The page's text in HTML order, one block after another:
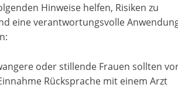
Hinweise helfen, Risiken zu
eine verantwortungsvolle
oder stillende Frauen sollten
Rücksprache mit einem Arzt